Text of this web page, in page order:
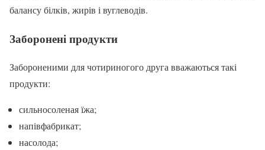
балансу білків, жирів і вуглеводів.
Заборонені продукти
Забороненими для чотириногого друга вважаються такі
продукти:
сильносоленая їжа;
напівфабрикат;
насолода;